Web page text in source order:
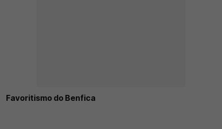
Favoritismo do Benfica